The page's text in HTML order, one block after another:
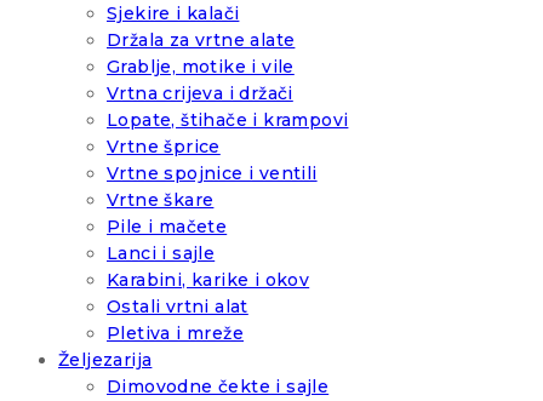
Sjekire i kalači
Držala za vrtne alate
Grablje, motike i vile
Vrtna crijeva i držači
Lopate, štihače i krampovi
Vrtne šprice
Vrtne spojnice i ventili
Vrtne škare
Pile i mačete
Lanci i sajle
Karabini, karike i okov
Ostali vrtni alat
Pletiva i mreže
Željezarija
Dimovodne čekte i sajle